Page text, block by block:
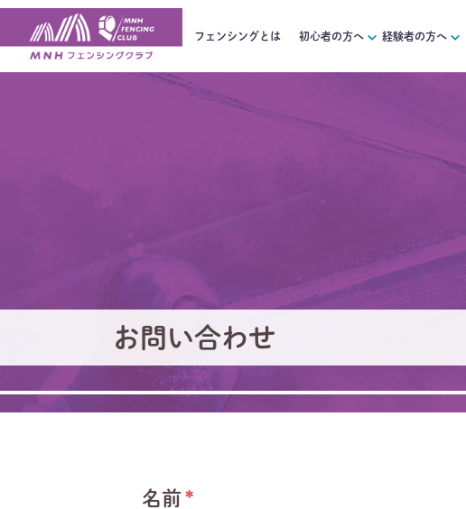
フェンシングとは 初心者の方へ 経験者の方へ
お問い合わせ
名前*